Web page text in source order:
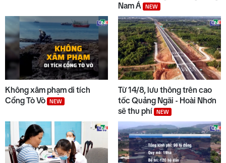
Nam Á
NEW
Không xâm phạm di tích
Cổng Tò Vò
NEW
Từ 14/8, lưu thông trên cao
tốc Quảng Ngãi - Hoài Nhơn
sẽ thu phí
NEW